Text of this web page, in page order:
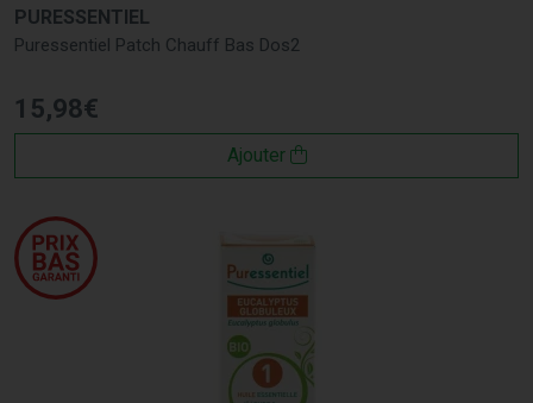
PURESSENTIEL
Puressentiel Patch Chauff Bas Dos2
15,98€
Ajouter